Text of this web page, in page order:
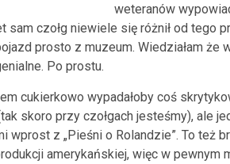
weteranów
sam czołg niewiele się różnił od tego
prosto z muzeum. Wiedziałam że
Po prostu.
cukierkowo wypadałoby coś
skoro przy czołgach jesteśmy), ale
wprost z „Pieśni o Rolandzie”. To też
amerykańskiej, więc w pewnym